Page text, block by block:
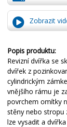
Zobrazit
Popis produktu:
Revizní dvířka se
dvířek z
cylindrickým
vnějšího rámu je
povrchem omítky
stěny nebo stropu
lze vysadit a